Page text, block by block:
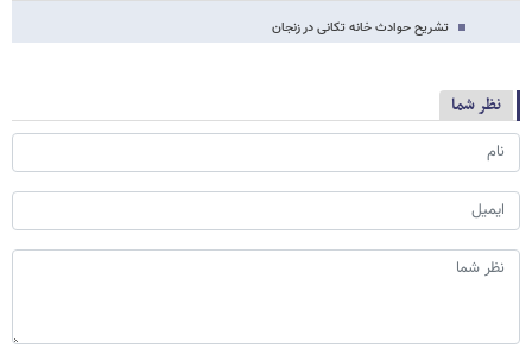
تشریح حوادث خانه تکانی در زنجان
نظر شما